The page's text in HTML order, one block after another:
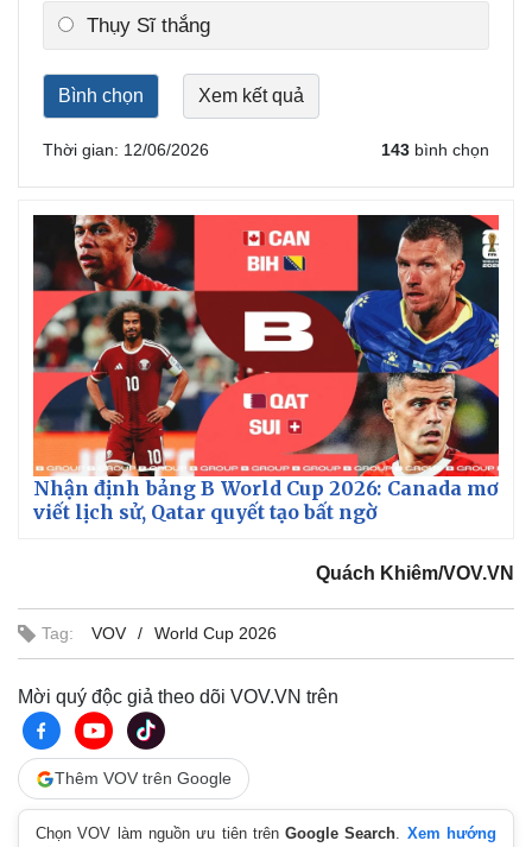
Cuộc sống đó đây
Thụy Sĩ thắng
Thời gian: 12/06/2026 143 bình chọn
Nhận định bảng B World Cup 2026: Canada mơ
viết lịch sử, Qatar quyết tạo bất ngờ
Quách Khiêm/VOV.VN
Tag: VOV World Cup 2026
Mời quý độc giả theo dõi VOV.VN trên
Thêm VOV trên Google
Chọn VOV làm nguồn ưu tiên trênGoogle Search. Xem hướng